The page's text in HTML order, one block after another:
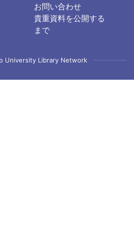
お問い合わせ
貴重資料を公開する
まで
University Library Network